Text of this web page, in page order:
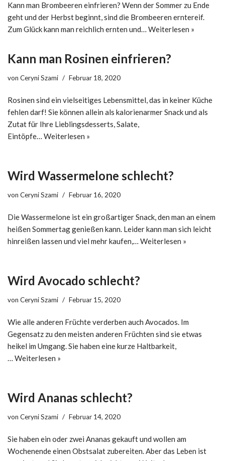
Kann man Brombeeren einfrieren? Wenn der Sommer zu Ende
geht und der Herbst beginnt, sind die Brombeeren erntereif.
Zum Glück kann man reichlich ernten und… Weiterlesen »
Kann man Rosinen einfrieren?
von Ceryni Szami Februar 18, 2020
Rosinen sind ein vielseitiges Lebensmittel, das in keiner Küche
fehlen darf! Sie können allein als kalorienarmer Snack und als
Zutat für Ihre Lieblingsdesserts, Salate,
Eintöpfe… Weiterlesen »
Wird Wassermelone schlecht?
von Ceryni Szami Februar 16, 2020
Die Wassermelone ist ein großartiger Snack, den man an einem
heißen Sommertag genießen kann. Leider kann man sich leicht
hinreißen lassen und viel mehr kaufen,… Weiterlesen »
Wird Avocado schlecht?
von Ceryni Szami Februar 15, 2020
Wie alle anderen Früchte verderben auch Avocados. Im
Gegensatz zu den meisten anderen Früchten sind sie etwas
heikel im Umgang. Sie haben eine kurze Haltbarkeit,
… Weiterlesen »
Wird Ananas schlecht?
von Ceryni Szami Februar 14, 2020
Sie haben ein oder zwei Ananas gekauft und wollen am
Wochenende einen Obstsalat zubereiten. Aber das Leben ist